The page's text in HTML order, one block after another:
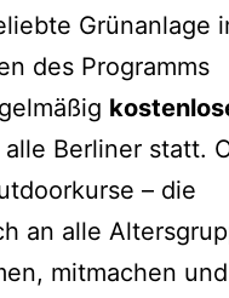
Grünanlage
des Programms
Berliner statt.
– die
an alle
mitmachen